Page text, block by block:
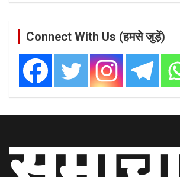
Connect With Us (हमसे जुड़ें)